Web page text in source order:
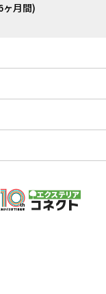
ヶ月間)